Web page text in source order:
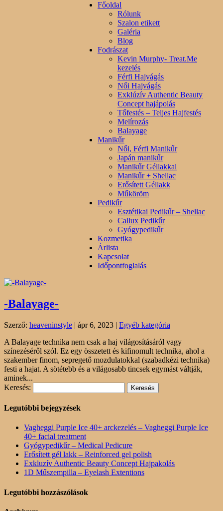
Főoldal
Rólunk
Szalon etikett
Galéria
Blog
Fodrászat
Kevin Murphy- Treat.Me
kezelés
Férfi Hajvágás
Női Hajvágás
Exklúzív Authentic Beauty
Concept hajápolás
Tőfestés – Teljes Hajfestés
Melírozás
Balayage
Manikűr
Női, Férfi Manikűr
Japán manikűr
Manikűr Géllakkal
Manikűr + Shellac
Erősített Géllakk
Műköröm
Pedikűr
Esztétikai Pedikűr – Shellac
Callux Pedikűr
Gyógypedikűr
Kozmetika
Árlista
Kapcsolat
Időpontfoglalás
-Balayage-
Szerző: heaveninstyle | ápr 6, 2023 | Egyéb kategória
A Balayage technika nem csak a haj világosításáról vagy
színezéséről szól. Ez egy összetett és kifinomult technika, ahol a
szakember finom, sepregető mozdulatokkal (szabadkézi technika)
festi a hajat. A sötétebb és a világosabb tincsek egymást váltják,
aminek...
Keresés:
Legutóbbi bejegyzések
Vagheggi Purple Ice 40+ arckezelés – Vagheggi Purple Ice
40+ facial treatment
Gyógypedikűr – Medical Pedicure
Erősített gél lakk – Reinforced gel polish
Exkluzív Authentic Beauty Concept Hajpakolás
1D Műszempilla – Eyelash Extentions
Legutóbbi hozzászólások